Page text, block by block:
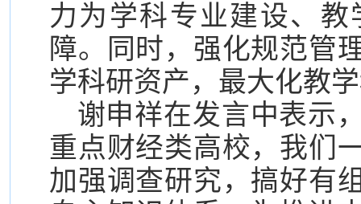
力为学科专业建设、
障。同时，强化规范管
学科研资产，最大化教
谢申祥在发言中表示
重点财经类高校，我们
加强调查研究，搞好有